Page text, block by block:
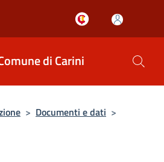
di Carini
> Documenti e dati >